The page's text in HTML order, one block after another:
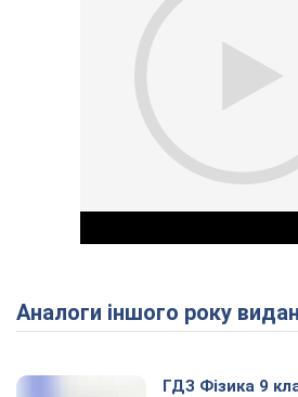
Аналоги іншого року
ГДЗ Фізика 9